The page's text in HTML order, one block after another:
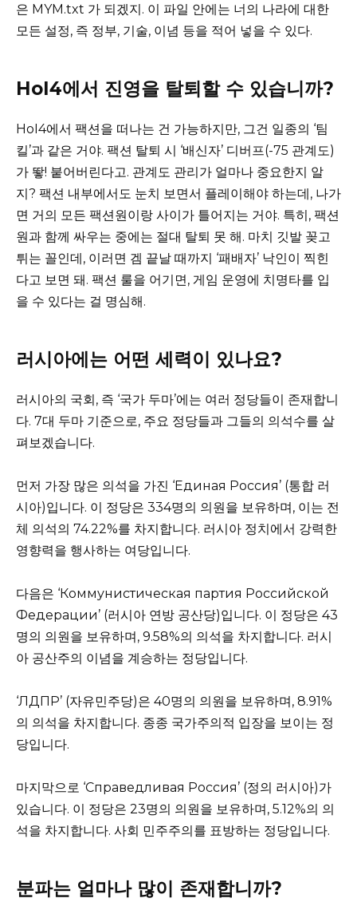
은 MYM.txt 가 되겠지. 이 파일 안에는 너의 나라에 대한
모든 설정, 즉 정부, 기술, 이념 등을 적어 넣을 수 있다.
HoI4에서 진영을 탈퇴할 수 있습니까?
HoI4에서 팩션을 떠나는 건 가능하지만, 그건 일종의 ‘팀
킬’과 같은 거야. 팩션 탈퇴 시 ‘배신자’ 디버프(-75 관계도)
가 뙇! 붙어버린다고. 관계도 관리가 얼마나 중요한지 알
지? 팩션 내부에서도 눈치 보면서 플레이해야 하는데, 나가
면 거의 모든 팩션원이랑 사이가 틀어지는 거야. 특히, 팩션
원과 함께 싸우는 중에는 절대 탈퇴 못 해. 마치 깃발 꽂고
튀는 꼴인데, 이러면 겜 끝날 때까지 ‘패배자’ 낙인이 찍힌
다고 보면 돼. 팩션 룰을 어기면, 게임 운영에 치명타를 입
을 수 있다는 걸 명심해.
러시아에는 어떤 세력이 있나요?
러시아의 국회, 즉 ‘국가 두마’에는 여러 정당들이 존재합니
다. 7대 두마 기준으로, 주요 정당들과 그들의 의석수를 살
펴보겠습니다.
먼저 가장 많은 의석을 가진 ‘Единая Россия’ (통합 러
시아)입니다. 이 정당은 334명의 의원을 보유하며, 이는 전
체 의석의 74.22%를 차지합니다. 러시아 정치에서 강력한
영향력을 행사하는 여당입니다.
다음은 ‘Коммунистическая партия Российской
Федерации’ (러시아 연방 공산당)입니다. 이 정당은 43
명의 의원을 보유하며, 9.58%의 의석을 차지합니다. 러시
아 공산주의 이념을 계승하는 정당입니다.
‘ЛДПР’ (자유민주당)은 40명의 의원을 보유하며, 8.91%
의 의석을 차지합니다. 종종 국가주의적 입장을 보이는 정
당입니다.
마지막으로 ‘Справедливая Россия’ (정의 러시아)가
있습니다. 이 정당은 23명의 의원을 보유하며, 5.12%의 의
석을 차지합니다. 사회 민주주의를 표방하는 정당입니다.
분파는 얼마나 많이 존재합니까?